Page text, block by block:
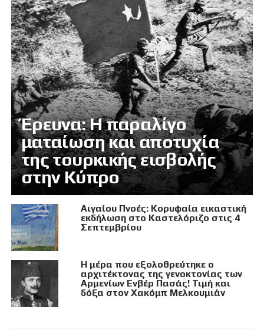
Έρευνα: Η παραλίγο
ματαίωση και αποτυχία
της τουρκικής εισβολής
στην Κύπρο
Αιγαίου Πνοές: Κορυφαία εικαστική
εκδήλωση στο Καστελόριζο στις 4
Σεπτεμβρίου
Η μέρα που εξολοθρεύτηκε ο
αρχιτέκτονας της γενοκτονίας των
Αρμενίων Ενβέρ Πασάς! Τιμή και
δόξα στον Χακόμπ Μελκουμιάν